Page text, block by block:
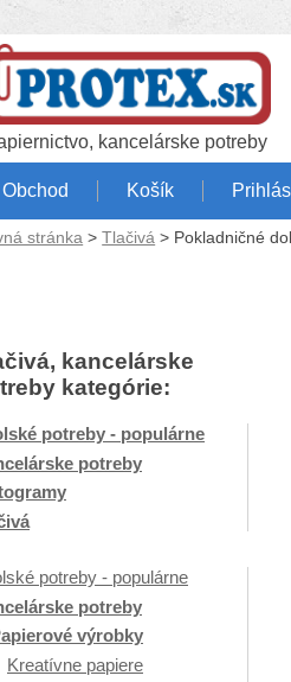
kancelárske potreby
Obchod Košík
stránka >Tlačivá > Pokladničné
kancelárske
kategórie:
potreby - populárne
potreby
potreby - populárne
potreby
výrobky
Kreatívne papiere